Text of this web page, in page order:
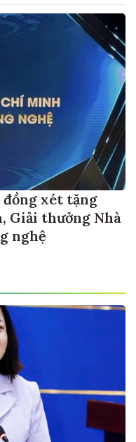
xét tặng
Giải thưởng Nhà
nghệ